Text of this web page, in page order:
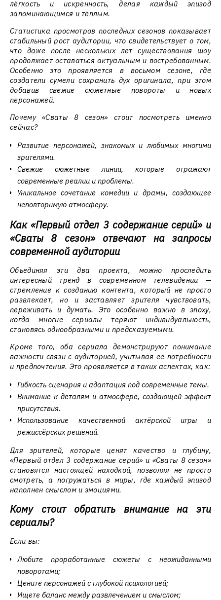
лёгкость и искренность, делая каждый эпизод
запоминающимся и тёплым.
Статистика просмотров последних сезонов показывает
стабильный рост аудитории, что свидетельствует о том,
что даже после нескольких лет существования шоу
продолжает оставаться актуальным и востребованным.
Особенно это проявляется в восьмом сезоне, где
создатели сумели сохранить дух оригинала, при этом
добавив свежие сюжетные повороты и новых
персонажей.
Почему «Сваты 8 сезон» стоит посмотреть именно
сейчас?
Развитие персонажей, знакомых и любимых многими
зрителями.
Свежие сюжетные линии, которые отражают
современные реалии и проблемы.
Уникальное сочетание комедии и драмы, создающее
неповторимую атмосферу.
Как «Первый отдел 3 содержание серий» и
«Сваты 8 сезон» отвечают на запросы
современной аудитории
Объединяя эти два проекта, можно проследить
интересный тренд в современном телевидении —
стремление к созданию контента, который не просто
развлекает, но и заставляет зрителя чувствовать,
переживать и думать. Это особенно важно в эпоху,
когда многие сериалы теряют индивидуальность,
становясь однообразными и предсказуемыми.
Кроме того, оба сериала демонстрируют понимание
важности связи с аудиторией, учитывая её потребности
и предпочтения. Это проявляется в таких аспектах, как:
Гибкость сценария и адаптация под современные темы.
Внимание к деталям и атмосфере, создающей эффект
присутствия.
Использование качественной актёрской игры и
режиссёрских решений.
Для зрителей, которые ценят качество и глубину,
«Первый отдел 3 содержание серий» и «Сваты 8 сезон»
становятся настоящей находкой, позволяя не просто
смотреть, а погружаться в миры, где каждый эпизод
наполнен смыслом и эмоциями.
Кому стоит обратить внимание на эти
сериалы?
Если вы:
Любите проработанные сюжеты с неожиданными
поворотами;
Цените персонажей с глубокой психологией;
Ищете баланс между развлечением и смыслом;